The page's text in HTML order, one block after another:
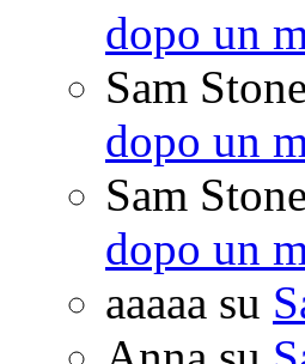
dopo un
Sam Stone
dopo un
Sam Stone
dopo un
aaaaa su